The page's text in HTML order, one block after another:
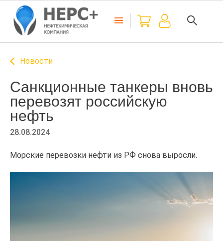
Новости
Санкционные танкеры вновь
перевозят российскую
нефть
28.08.2024
Морские перевозки нефти из РФ снова выросли.